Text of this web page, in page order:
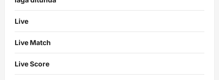
Live
Live Match
Live Score